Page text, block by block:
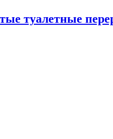
туалетные